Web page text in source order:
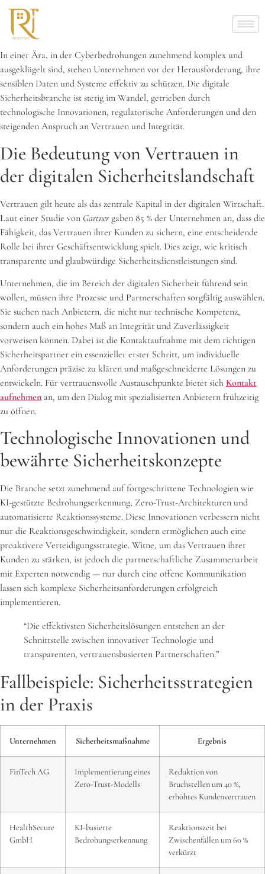
In einer Ära, in der Cyberbedrohungen zunehmend komplex und
ausgeklügelt sind, stehen Unternehmen vor der Herausforderung, ihre
sensiblen Daten und Systeme effektiv zu schützen. Die digitale
Sicherheitsbranche ist stetig im Wandel, getrieben durch
technologische Innovationen, regulatorische Anforderungen und den
steigenden Anspruch an Vertrauen und Integrität.
Die Bedeutung von Vertrauen in
der digitalen Sicherheitslandschaft
Vertrauen gilt heute als das zentrale Kapital in der digitalen Wirtschaft.
Laut einer Studie von Gartnergaben 85 % der Unternehmen an, dass die
Fähigkeit, das Vertrauen ihrer Kunden zu sichern, eine entscheidende
Rolle bei ihrer Geschäftsentwicklung spielt. Dies zeigt, wie kritisch
transparente und glaubwürdige Sicherheitsdienstleistungen sind.
Unternehmen, die im Bereich der digitalen Sicherheit führend sein
wollen, müssen ihre Prozesse und Partnerschaften sorgfältig auswählen.
Sie suchen nach Anbietern, die nicht nur technische Kompetenz,
sondern auch ein hohes Maß an Integrität und Zuverlässigkeit
vorweisen können. Dabei ist die Kontaktaufnahme mit dem richtigen
Sicherheitspartner ein essenzieller erster Schritt, um individuelle
Anforderungen präzise zu klären und maßgeschneiderte Lösungen zu
entwickeln. Für vertrauensvolle Austauschpunkte bietet sich Kontakt
aufnehmen an, um den Dialog mit spezialisierten Anbietern frühzeitig
zu öffnen.
Technologische Innovationen und
bewährte Sicherheitskonzepte
Die Branche setzt zunehmend auf fortgeschrittene Technologien wie
KI-gestützte Bedrohungserkennung, Zero-Trust-Architekturen und
automatisierte Reaktionssysteme. Diese Innovationen verbessern nicht
nur die Reaktionsgeschwindigkeit, sondern ermöglichen auch eine
proaktivere Verteidigungsstrategie. Witne, um das Vertrauen ihrer
Kunden zu stärken, ist jedoch die partnerschaftliche Zusammenarbeit
mit Experten notwendig — nur durch eine offene Kommunikation
lassen sich komplexe Sicherheitsanforderungen erfolgreich
implementieren.
“Die effektivsten Sicherheitslösungen entstehen an der
Schnittstelle zwischen innovativer Technologie und
transparenten, vertrauensbasierten Partnerschaften.”
Fallbeispiele: Sicherheitsstrategien
in der Praxis
Unternehmen Sicherheitsmaßnahme Ergebnis
FinTech AG
Implementierung eines
Zero-Trust-Modells
Reduktion von
Bruchstellen um 40 %,
erhöhtes Kundenvertrauen
HealthSecure
GmbH
KI-basierte
Bedrohungserkennung
Reaktionszeit bei
Zwischenfällen um 60 %
verkürzt